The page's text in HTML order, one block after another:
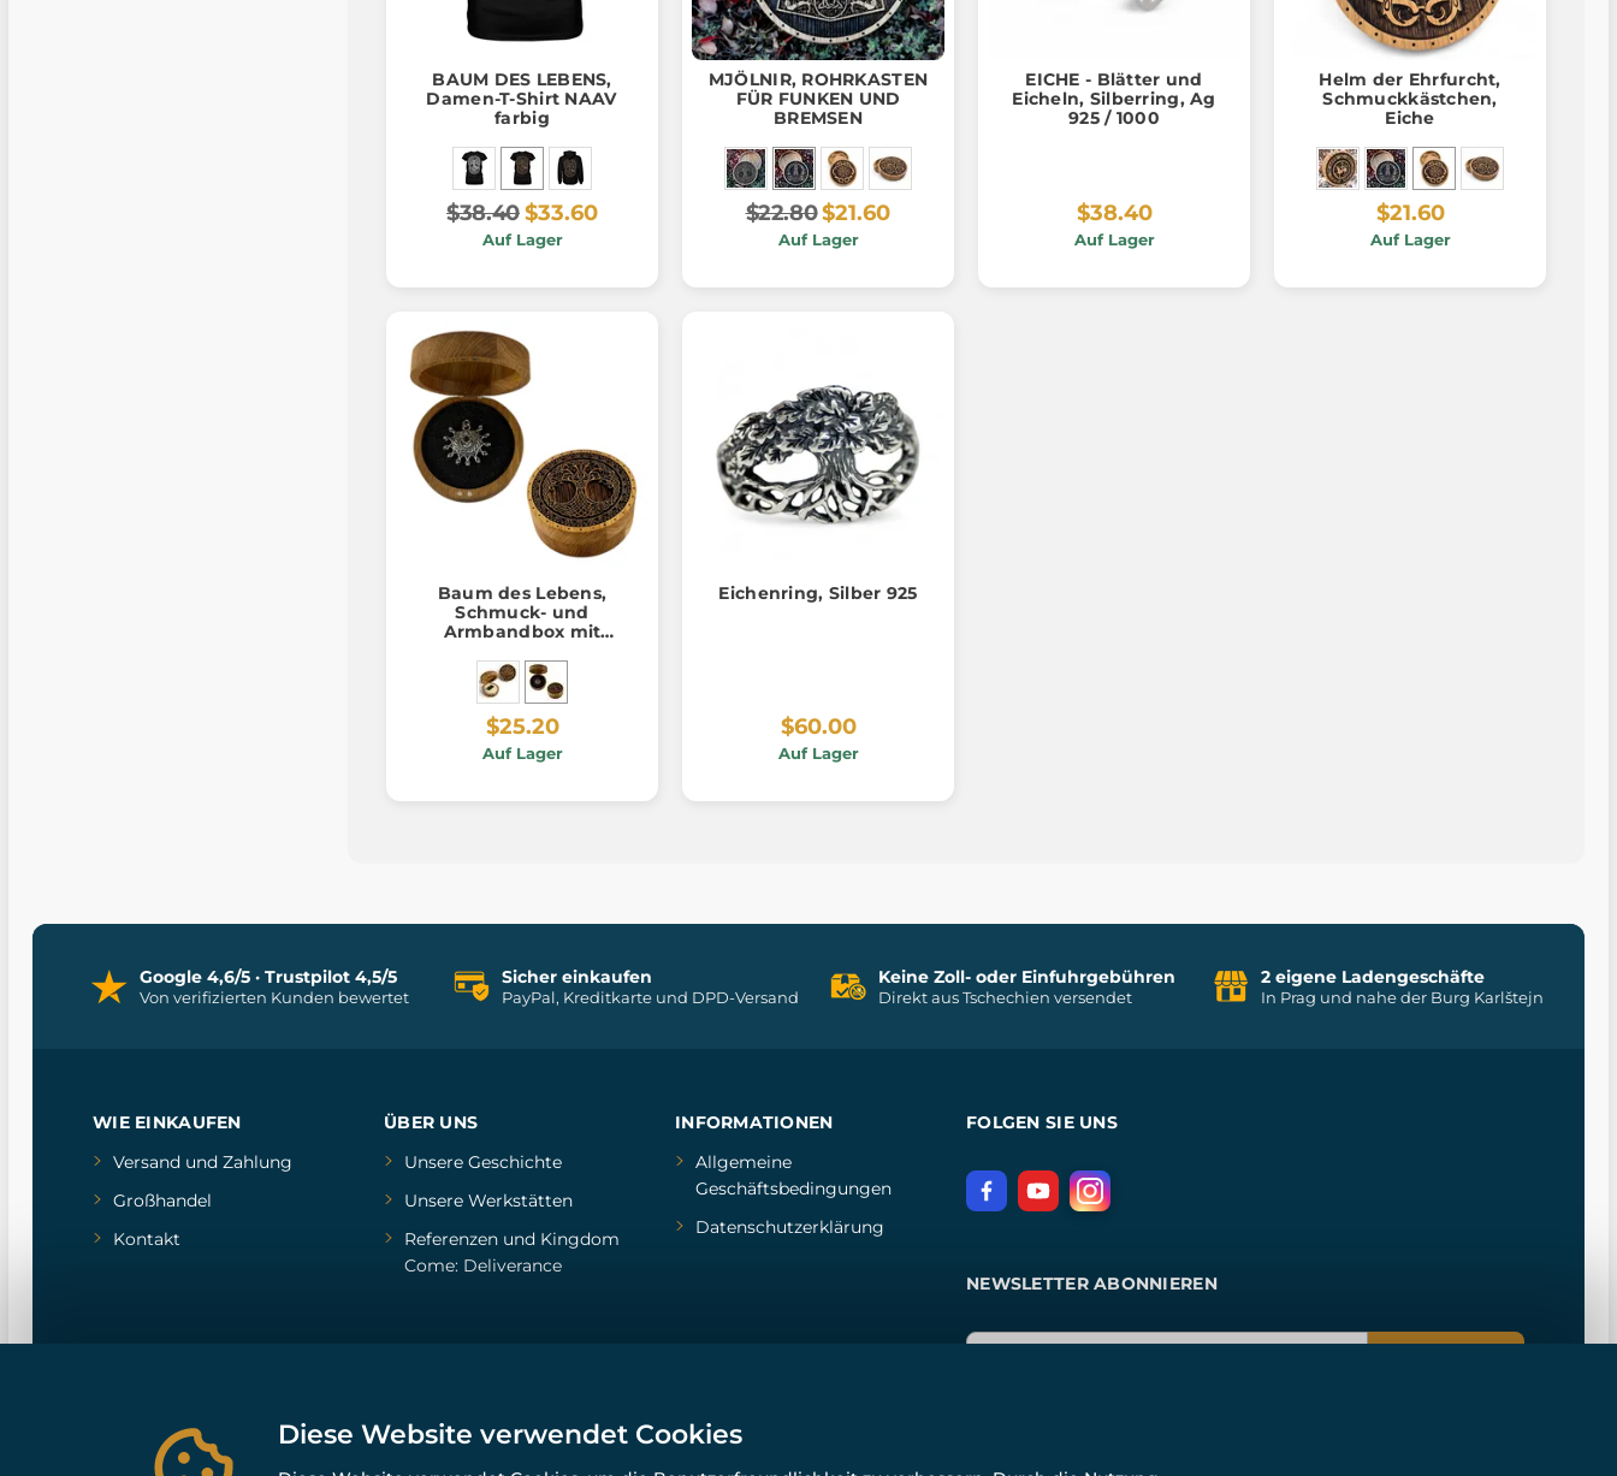
BAUM DES LEBENS,
Damen-T-Shirt NAAV
farbig
$38.40$33.60
Auf Lager
MJÖLNIR, ROHRKASTEN
FÜR FUNKEN UND
BREMSEN
$22.80$21.60
Auf Lager
EICHE - Blätter und
Eicheln, Silberring, Ag
925 / 1000
$38.40
Auf Lager
Helm der Ehrfurcht,
Schmuckkästchen,
Eiche
$21.60
Auf Lager
Baum des Lebens,
Schmuck- und
Armbandbox mit
$25.20
Auf Lager
Eichenring, Silber 925
$60.00
Auf Lager
Google 4,6/5 · Trustpilot 4,5/5
Von verifizierten Kunden bewertet
Sicher einkaufen
PayPal, Kreditkarte und DPD-Versand
Keine Zoll- oder Einfuhrgebühren
Direkt aus Tschechien versendet
2 eigene Ladengeschäfte
In Prag und nahe der Burg Karlštejn
WIE EINKAUFEN
Versand und Zahlung
Großhandel
Kontakt
ÜBER UNS
Unsere Geschichte
Unsere Werkstätten
Referenzenund Kingdom
Come: Deliverance
INFORMATIONEN
Allgemeine
Geschäftsbedingungen
Datenschutzerklärung
FOLGEN SIE UNS
NEWSLETTER ABONNIEREN
Diese Website verwendet Cookies